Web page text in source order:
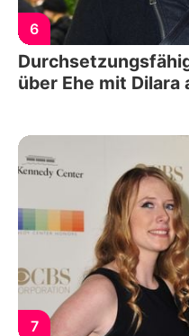
6
über Ehe mit Dilara
7